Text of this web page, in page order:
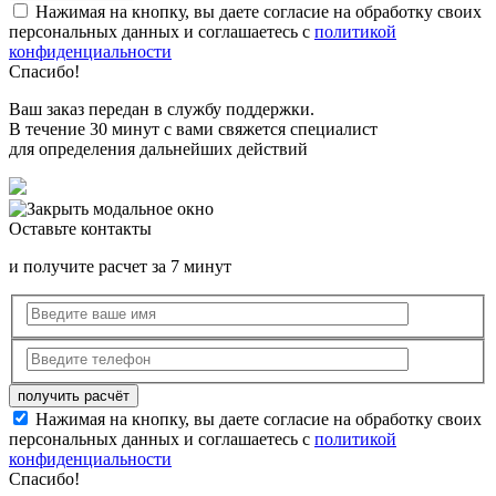
Нажимая на кнопку, вы даете согласие на обработку своих
персональных данных и соглашаетесь с политикой
конфиденциальности
Спасибо!
Ваш заказ передан в службу поддержки.
В течение 30 минут с вами свяжется специалист
для определения дальнейших действий
Оставьте контакты
и получите расчет за 7 минут
Нажимая на кнопку, вы даете согласие на обработку своих
персональных данных и соглашаетесь с политикой
конфиденциальности
Спасибо!